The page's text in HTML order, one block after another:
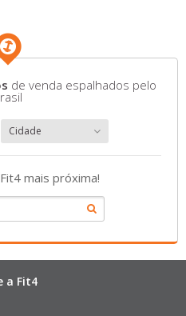
de venda espalhados pelo
Cidade
mais próxima!
a Fit4